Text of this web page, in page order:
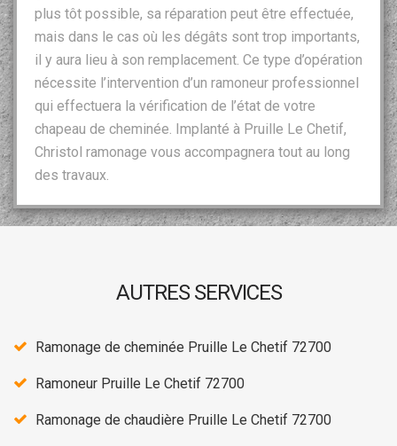
plus tôt possible, sa réparation peut être effectuée,
mais dans le cas où les dégâts sont trop importants,
il y aura lieu à son remplacement. Ce type d’opération
nécessite l’intervention d’un ramoneur professionnel
qui effectuera la vérification de l’état de votre
chapeau de cheminée. Implanté à Pruille Le Chetif,
Christol ramonage vous accompagnera tout au long
des travaux.
AUTRES SERVICES
Ramonage de cheminée Pruille Le Chetif 72700
Ramoneur Pruille Le Chetif 72700
Ramonage de chaudière Pruille Le Chetif 72700